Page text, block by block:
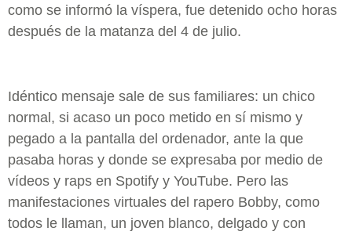
como se informó la víspera, fue detenido ocho horas
después de la matanza del 4 de julio.
Idéntico mensaje sale de sus familiares: un chico
normal, si acaso un poco metido en sí mismo y
pegado a la pantalla del ordenador, ante la que
pasaba horas y donde se expresaba por medio de
vídeos y raps en Spotify y YouTube. Pero las
manifestaciones virtuales del rapero Bobby, como
todos le llaman, un joven blanco, delgado y con